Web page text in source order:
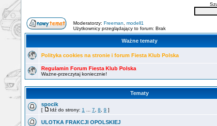
Moderatorzy: Freeman
modell1
Użytkownicy przeglądający to forum: Brak
Ważne tematy
Polityka cookies na stronie i forum Fiesta Klub Polska
Regulamin Forum Fiesta Klub Polska
Ważne-przeczytaj koniecznie!
Tematy
spocik
[ Idź do strony: 1 7 8 9 ]
ULOTKA FRAKCJI OPOLSKIEJ